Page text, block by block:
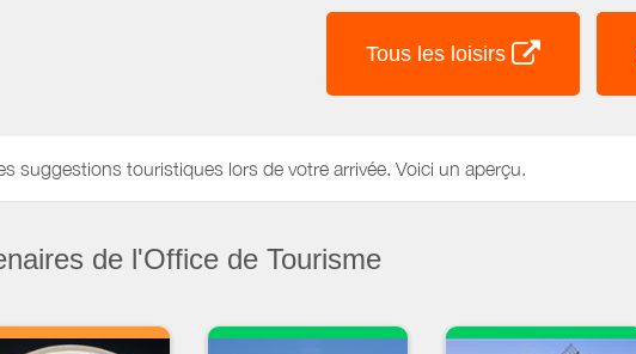
Tous les loisirs
suggestions touristiques lors de votre arrivée. Voici un aperçu.
de l'Office de Tourisme